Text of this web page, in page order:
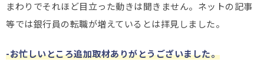
まわりでそれほど目立った動きは聞きません。ネットの記事
等では銀行員の転職が増えているとは拝見しました。
-お忙しいところ追加取材ありがとうございました。